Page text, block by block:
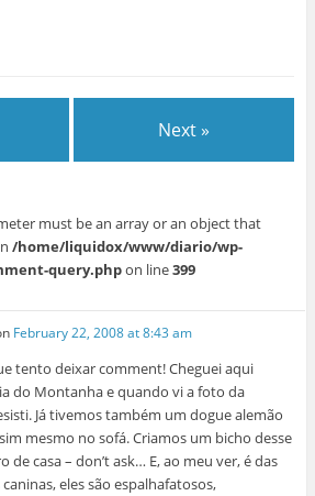
Next »
must be an array or an object that
/home/liquidox/www/diario/wp-
query.phpon line399
February 22, 2008 at 8:43 am
tento deixar comment! Cheguei aqui
do Montanha e quando vi a foto da
Já tivemos também um dogue alemão
mesmo no sofá. Criamos um bicho desse
de casa – don’t ask… E, ao meu ver, é das
eles são espalhafatosos,